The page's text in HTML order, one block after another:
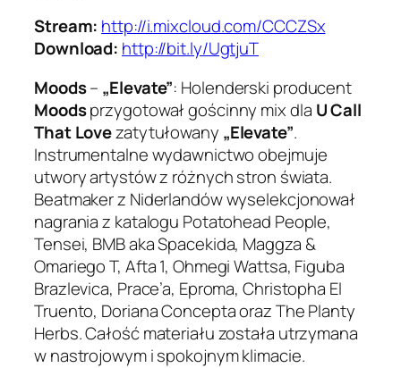
Stream: http://i.mixcloud.com/CCCZSx
Download: http://bit.ly/UgtjuT
Moods– „Elevate”: Holenderski producent
Moodsprzygotował gościnny mix dla U Call
That Lovezatytułowany „Elevate”.
Instrumentalne wydawnictwo obejmuje
utwory artystów z różnych stron świata.
Beatmaker z Niderlandów wyselekcjonował
nagrania z katalogu Potatohead People,
Tensei, BMB aka Spacekida, Maggza &
Omariego T, Afta 1, Ohmegi Wattsa, Figuba
Brazlevica, Prace’a, Eproma, Christopha El
Truento, Doriana Concepta oraz The Planty
Herbs. Całość materiału została utrzymana
w nastrojowym i spokojnym klimacie.